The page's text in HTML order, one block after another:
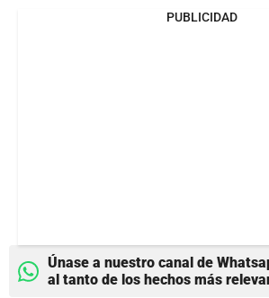
PUBLICIDAD
Únase a nuestro canal de
al tanto de los hechos más